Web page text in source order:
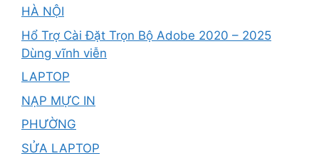
HÀ NỘI
Hổ Trợ Cài Đặt Trọn Bộ Adobe 2020 – 2025
Dùng vĩnh viễn
LAPTOP
NẠP MỰC IN
PHƯỜNG
SỬA LAPTOP